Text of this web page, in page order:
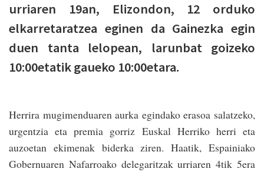
urriaren 19an, Elizondon, 12 orduko
elkarretaratzea eginen da Gainezka egin
duen tanta lelopean, larunbat goizeko
10:00etatik gaueko 10:00etara.
Herrira mugimenduaren aurka egindako erasoa salatzeko,
urgentzia eta premia gorriz Euskal Herriko herri eta
auzoetan ekimenak biderka­ ziren. Haatik, Espainiako
Gobernuaren Nafarroako delegaritzak urriaren 4tik 5era